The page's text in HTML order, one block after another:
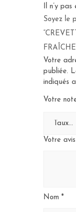
Il n’y pas
Soyez le
Votre
publiée.
indiqués
Votre
Votre avis
Nom *